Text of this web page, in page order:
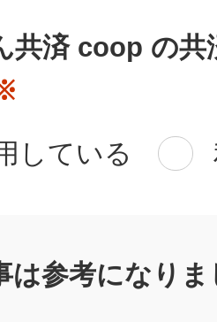
共済 coop の共
している
は参考になり